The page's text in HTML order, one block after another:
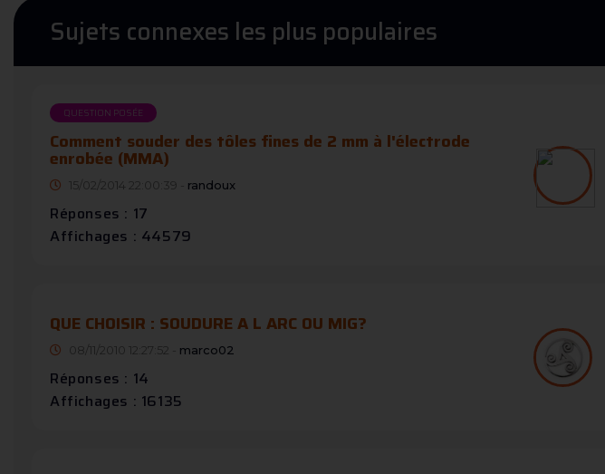
Sujets connexes les plus populaires
QUESTION POSÉE
Comment souder des tôles fines de 2 mm à l'électrode
enrobée (MMA)
15/02/2014 22:00:39 - randoux
Réponses : 17
Affichages : 44579
QUE CHOISIR : SOUDURE A L ARC OU MIG?
08/11/2010 12:27:52 - marco02
Réponses : 14
Affichages : 16135